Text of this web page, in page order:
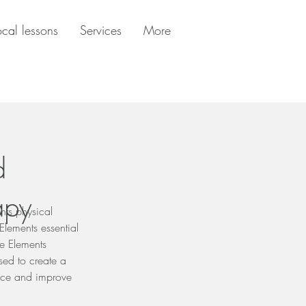
lessons Services More
physical
essential
Elements
to create a
and improve